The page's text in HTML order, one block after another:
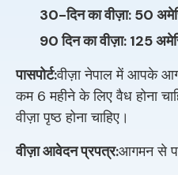
30-दिन का वीज़ा: 50
90 दिन का वीज़ा: 125
पासपोर्ट:वीज़ा नेपाल में आपके
कम 6 महीने के लिए वैध होना
वीज़ा पृष्ठ होना चाहिए।
वीज़ा आवेदन प्रपत्र:आगमन से